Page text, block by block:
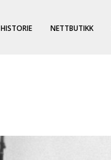
HISTORIE NETTBUTIKK